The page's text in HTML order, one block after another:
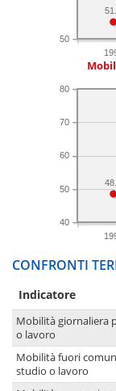
50
40
50
60
70
80
CONFRONTI
Indicatore
Mobilità giornaliera
o lavoro
Mobilità fuori
studio o lavoro